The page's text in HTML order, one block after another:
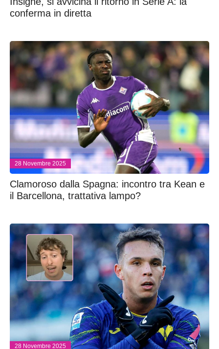
conferma in diretta
28 Novembre 2025
Clamoroso dalla Spagna: incontro tra Kean e
il Barcellona, trattativa lampo?
28 Novembre 2025